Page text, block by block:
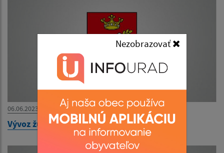
Nezobrazovať
06.06.2023
Vývoz žúmp - ponuka